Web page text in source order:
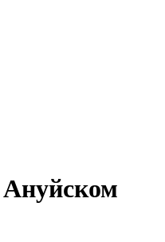
Ануйском